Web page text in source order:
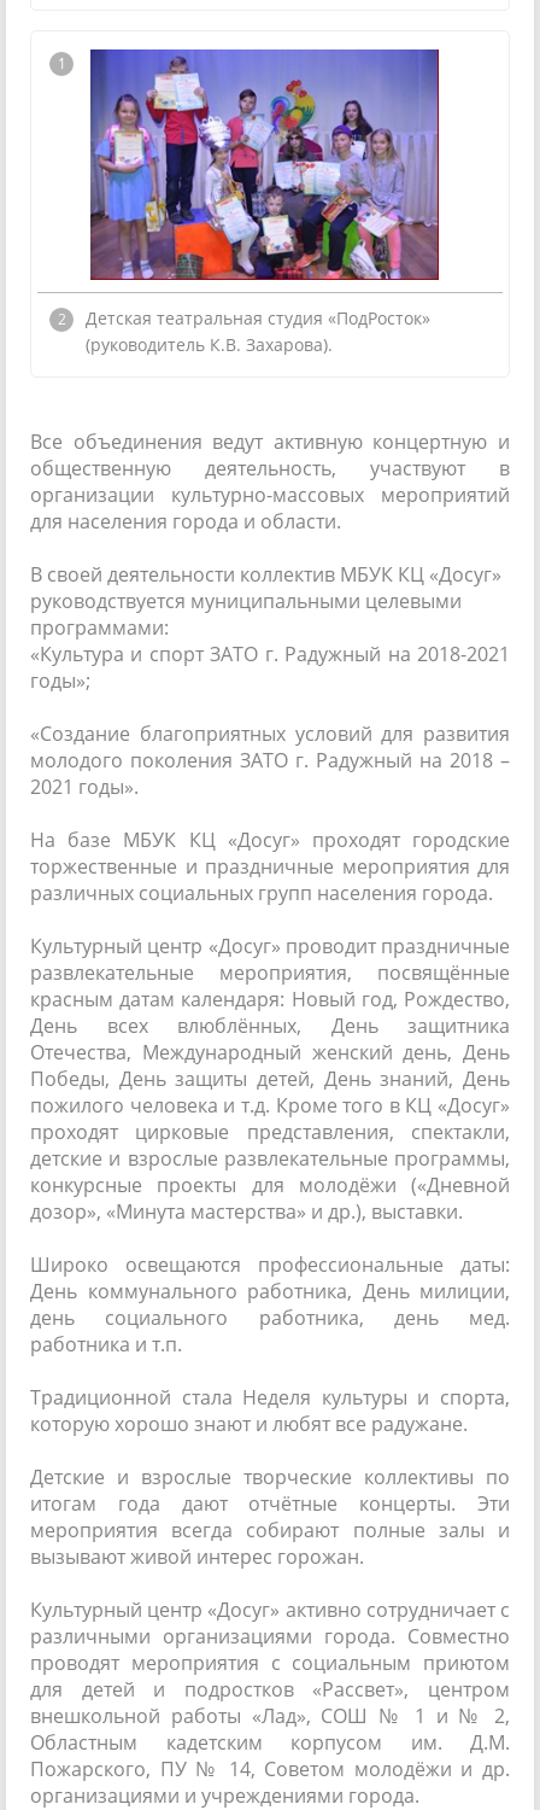
Детская театральная студия «ПодРосток»
(руководитель К.В. Захарова).
Все объединения ведут активную концертную и
общественную деятельность, участвуют в
организации культурно-массовых мероприятий
для населения города и области.
В своей деятельности коллектив МБУК КЦ «Досуг»
руководствуется муниципальными целевыми
программами:
«Культура и спорт ЗАТО г. Радужный на 2018-2021
годы»;
«Создание благоприятных условий для развития
молодого поколения ЗАТО г. Радужный на 2018 –
2021 годы».
На базе МБУК КЦ «Досуг» проходят городские
торжественные и праздничные мероприятия для
различных социальных групп населения города.
Культурный центр «Досуг» проводит праздничные
развлекательные мероприятия, посвящённые
красным датам календаря: Новый год, Рождество,
День всех влюблённых, День защитника
Отечества, Международный женский день, День
Победы, День защиты детей, День знаний, День
пожилого человека и т.д. Кроме того в КЦ «Досуг»
проходят цирковые представления, спектакли,
детские и взрослые развлекательные программы,
конкурсные проекты для молодёжи («Дневной
дозор», «Минута мастерства» и др.), выставки.
Широко освещаются профессиональные даты:
День коммунального работника, День милиции,
день социального работника, день мед.
работника и т.п.
Традиционной стала Неделя культуры и спорта,
которую хорошо знают и любят все радужане.
Детские и взрослые творческие коллективы по
итогам года дают отчётные концерты. Эти
мероприятия всегда собирают полные залы и
вызывают живой интерес горожан.
Культурный центр «Досуг» активно сотрудничает с
различными организациями города. Совместно
проводят мероприятия с социальным приютом
для детей и подростков «Рассвет», центром
внешкольной работы «Лад», СОШ № 1 и № 2,
Областным кадетским корпусом им. Д.М.
Пожарского, ПУ № 14, Советом молодёжи и др.
организациями и учреждениями города.